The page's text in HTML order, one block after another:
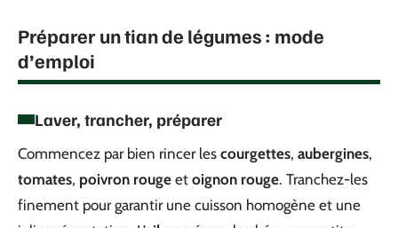
Préparer un tian de légumes : mode
d’emploi
Laver, trancher, préparer
Commencez par bien rincer les courgettes, aubergines,
tomates, poivron rouge et oignon rouge. Tranchez-les
finement pour garantir une cuisson homogène et une